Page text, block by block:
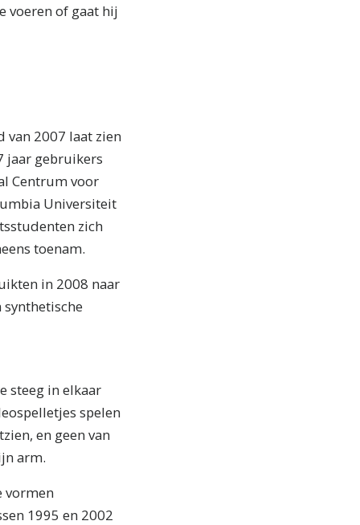
voeren of gaat hij
van 2007 laat zien
jaar gebruikers
Centrum voor
Universiteit
zich
toenam.
in 2008 naar
steeg in elkaar
spelen
en geen van
arm.
vormen
1995 en 2002